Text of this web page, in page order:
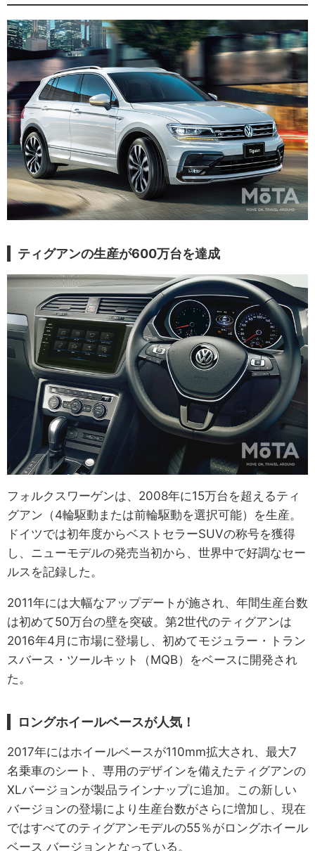
ティグアンの生産が600万台を達成
フォルクスワーゲンは、2008年に15万台を超えるティ
グアン（4輪駆動または前輪駆動を選択可能）を生産。
ドイツでは初年度からベストセラーSUVの称号を獲得
し、ニューモデルの発売当初から、世界中で好調なセー
ルスを記録した。
2011年には大幅なアップデートが施され、年間生産台数
は初めて50万台の壁を突破。第2世代のティグアンは
2016年4月に市場に登場し、初めてモジュラー・トラン
スバース・ツールキット（MQB）をベースに開発され
た。
ロングホイールベースが人気！
2017年にはホイールベースが110mm拡大され、最大7
名乗車のシート、専用のデザインを備えたティグアンの
XLバージョンが製品ラインナップに追加。この新しい
バージョンの登場により生産台数がさらに増加し、現在
ではすべてのティグアンモデルの55％がロングホイール
ベース バージョンとなっている。